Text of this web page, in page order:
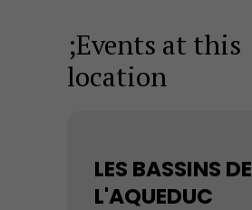
;Events at this
location
LES BASSINS DE
L'AQUEDUC